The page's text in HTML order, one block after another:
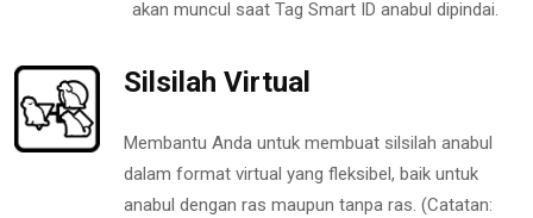
akan muncul saat Tag Smart ID anabul dipindai.
Silsilah Virtual
Membantu Anda untuk membuat silsilah anabul
dalam format virtual yang fleksibel, baik untuk
anabul dengan ras maupun tanpa ras. (Catatan: